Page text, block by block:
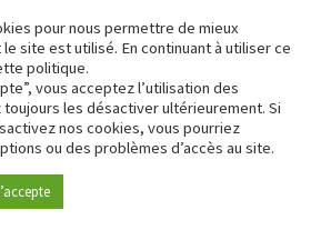
RGPD
pour nous permettre de mieux
site est utilisé. En continuant à utiliser ce
politique.
vous acceptez l’utilisation des
les désactiver ultérieurement. Si
nos cookies, vous pourriez
ou des problèmes d’accès au site.